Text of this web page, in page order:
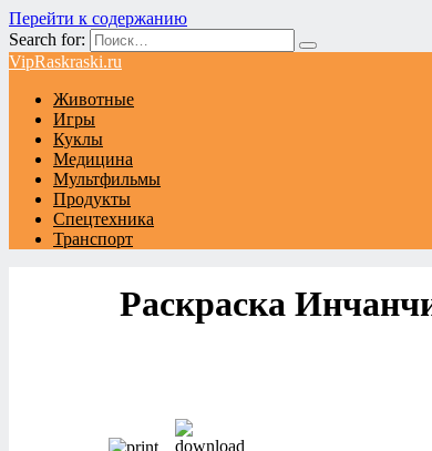
Перейти к содержанию
Search for:
VipRaskraski.ru
Животные
Игры
Куклы
Медицина
Мультфильмы
Продукты
Спецтехника
Транспорт
Раскраска